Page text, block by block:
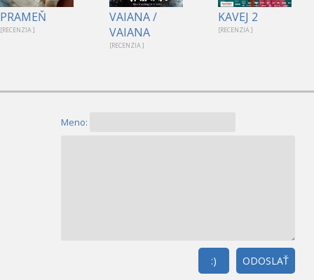
PRAMEŇ
[RECENZIA ]
VAIANA /
VAIANA
[RECENZIA ]
KAVEJ 2
[RECENZIA ]
Meno:
ODOSLAŤ
:)